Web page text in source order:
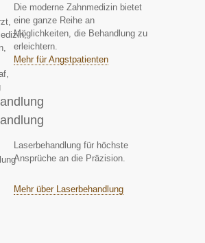
Die moderne Zahnmedizin bietet
eine ganze Reihe an
Möglichkeiten, die Behandlung zu
erleichtern.
Mehr für Angstpatienten
Laserbehandlung für höchste
Ansprüche an die Präzision.
Mehr über Laserbehandlung